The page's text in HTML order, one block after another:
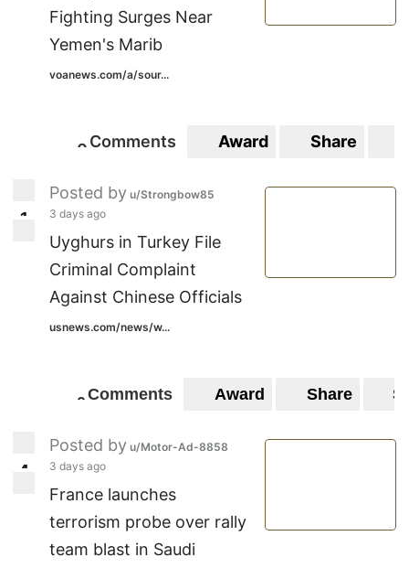
Fighting Surges Near
Yemen's Marib
voanews.com/a/sour...
00
Comments Award Share
11
Posted by u/Strongbow85
3 days ago
Uyghurs in Turkey File
Criminal Complaint
Against Chinese Officials
usnews.com/news/w...
0Comments Award Share
4
Posted by u/Motor-Ad-8858
3 days ago
France launches
terrorism probe over rally
team blast in Saudi